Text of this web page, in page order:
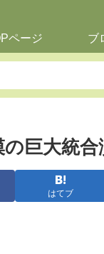
ページ ブ
巨大統合
はてブ